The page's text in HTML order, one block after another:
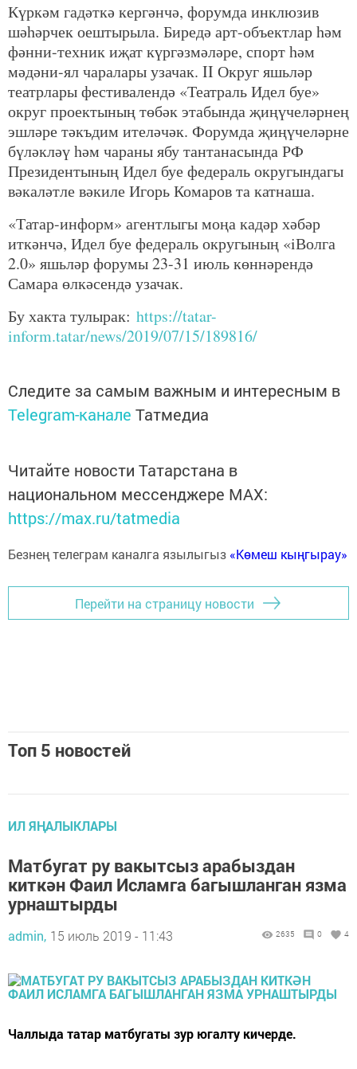
Күркәм гадәткә кергәнчә, форумда инклюзив
шәһәрчек оештырыла. Биредә арт-объектлар һәм
фәнни-техник иҗат күргәзмәләре, спорт һәм
мәдәни-ял чаралары узачак. II Округ яшьләр
театрлары фестивалендә «Театраль Идел буе»
округ проектының төбәк этабында җиңүчеләрнең
эшләре тәкъдим ителәчәк. Форумда җиңүчеләрне
бүләкләү һәм чараны ябу тантанасында РФ
Президентының Идел буе федераль округындагы
вәкаләтле вәкиле Игорь Комаров та катнаша.
«Татар-информ» агентлыгы моңа кадәр хәбәр
иткәнчә, Идел буе федераль округының «iВолга
2.0» яшьләр форумы 23-31 июль көннәрендә
Самара өлкәсендә узачак.
Бу хакта тулырак: https://tatar-
inform.tatar/news/2019/07/15/189816/
Следите за самым важным и интересным в
Telegram-канале Татмедиа
Читайте новости Татарстана в
национальном мессенджере MАХ:
https://max.ru/tatmedia
Безнең телеграм каналга язылыгыз «Көмеш кыңгырау»
Перейти на страницу новости
Топ 5 новостей
ИЛ ЯҢАЛЫКЛАРЫ
Матбугат ру вакытсыз арабыздан
киткән Фаил Исламга багышланган язма
урнаштырды
admin, 15 июль 2019 - 11:43 2635 0 4
Чаллыда татар матбугаты зур югалту кичерде.